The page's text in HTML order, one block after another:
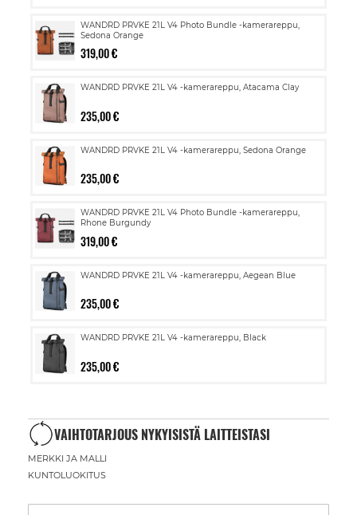
WANDRD PRVKE 21L V4 Photo Bundle -kamerareppu,
Sedona Orange
319,00 €
WANDRD PRVKE 21L V4 -kamerareppu, Atacama Clay
235,00 €
WANDRD PRVKE 21L V4 -kamerareppu, Sedona Orange
235,00 €
WANDRD PRVKE 21L V4 Photo Bundle -kamerareppu,
Rhone Burgundy
319,00 €
WANDRD PRVKE 21L V4 -kamerareppu, Aegean Blue
235,00 €
WANDRD PRVKE 21L V4 -kamerareppu, Black
235,00 €
VAIHTOTARJOUS NYKYISISTÄ LAITTEISTASI
MERKKI JA MALLI
KUNTOLUOKITUS